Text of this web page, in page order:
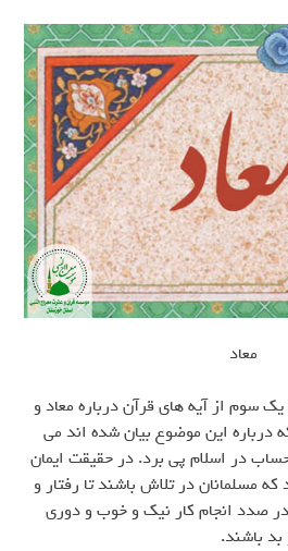
معاد
یک سوم از آیه های قرآن درباره معاد و
درباره این موضوع بیان شده اند می
در اسلام پی برد. در حقیقت ایمان
مسلمانان در تلاش باشند تا رفتار و
صدد انجام کار نیک و خوب و دوری
باشند.